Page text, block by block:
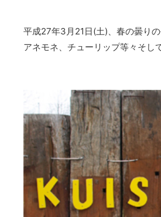
平成27年3月21日(土)、春の曇り
アネモネ、チューリップ等々そし